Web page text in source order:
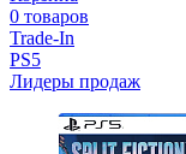
0 товаров
Trade-In
PS5
Лидеры продаж